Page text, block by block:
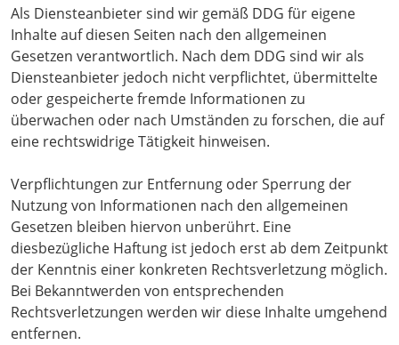
Als Diensteanbieter sind wir gemäß DDG für eigene
Inhalte auf diesen Seiten nach den allgemeinen
Gesetzen verantwortlich. Nach dem DDG sind wir als
Diensteanbieter jedoch nicht verpflichtet, übermittelte
oder gespeicherte fremde Informationen zu
überwachen oder nach Umständen zu forschen, die auf
eine rechtswidrige Tätigkeit hinweisen.
Verpflichtungen zur Entfernung oder Sperrung der
Nutzung von Informationen nach den allgemeinen
Gesetzen bleiben hiervon unberührt. Eine
diesbezügliche Haftung ist jedoch erst ab dem Zeitpunkt
der Kenntnis einer konkreten Rechtsverletzung möglich.
Bei Bekanntwerden von entsprechenden
Rechtsverletzungen werden wir diese Inhalte umgehend
entfernen.